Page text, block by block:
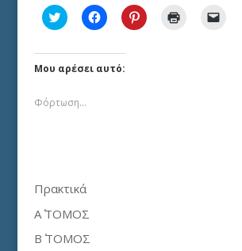
Κλικ
για
Twitter(Ανοίγει
σε
νέο
Πατήστε
για
Facebook(Ανοίγει
σε
νέο
Κλικ
για
Μου αρέσει αυτό:
Φόρτωση...
Πρακτικά
Α΄ ΤΟΜΟΣ
Β΄ ΤΟΜΟΣ